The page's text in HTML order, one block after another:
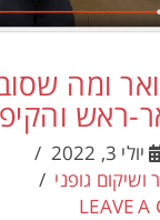
ומה
ראש
יולי 3, 2022
גופני